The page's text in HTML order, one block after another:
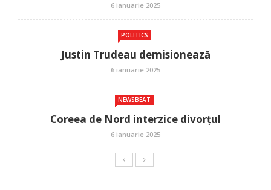
6 ianuarie 2025
POLITICS
Justin Trudeau demisionează
6 ianuarie 2025
NEWSBEAT
Coreea de Nord interzice divorțul
6 ianuarie 2025